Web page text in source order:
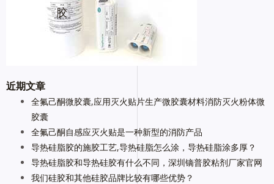
胶
近期文章
全氟己酮微胶囊,应用灭火贴片生产微胶囊材料消防灭火粉体微
胶囊
全氟己酮自感应灭火贴是一种新型的消防产品
导热硅脂胶的施胶工艺,导热硅脂怎么涂，导热硅脂涂多厚？
导热硅脂胶和导热硅胶有什么不同，深圳镝普胶粘剂厂家官网
我们硅胶和其他硅胶品牌比较有哪些优势？